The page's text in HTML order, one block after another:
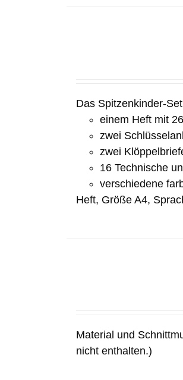
Das Spitzenkinder-
einem Heft mit
zwei
zwei
16 Technische
verschiedene
Heft, Größe A4,
Material und
nicht enthalten.)